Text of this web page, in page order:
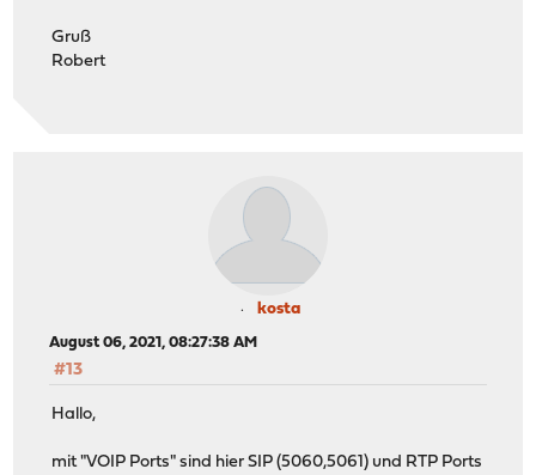
Gruß
Robert
kosta
August 06, 2021, 08:27:38 AM
#13
Hallo,
mit "VOIP Ports" sind hier SIP (5060,5061) und RTP Ports